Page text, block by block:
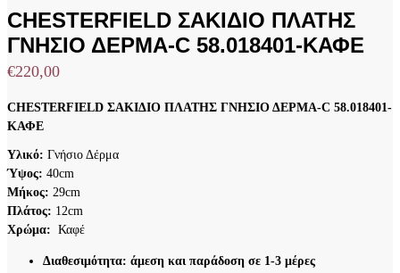
CHESTERFIELD ΣΑΚΙΔΙΟ ΠΛΑΤΗΣ
ΓΝΗΣΙΟ ΔΕΡΜΑ-C 58.018401-ΚΑΦΕ
€220,00
CHESTERFIELD ΣΑΚΙΔΙΟ ΠΛΑΤΗΣ ΓΝΗΣΙΟ ΔΕΡΜΑ-C 58.018401-
ΚΑΦΕ
Υλικό: Γνήσιο Δέρμα
Ύψος: 40cm
Μήκος: 29cm
Πλάτος: 12cm
Χρώμα: Καφέ
Διαθεσιμότητα: άμεση και παράδοση σε 1-3 μέρες